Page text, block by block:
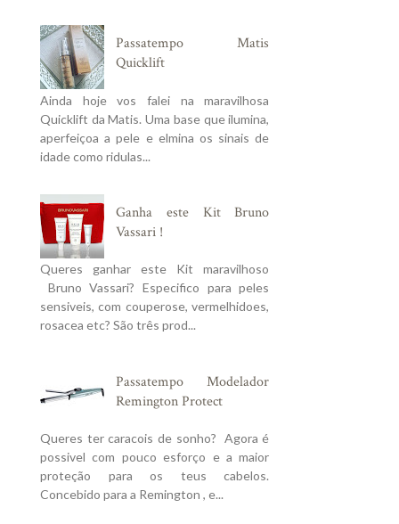
Passatempo Matis
Quicklift
Ainda hoje vos falei na maravilhosa
Quicklift da Matis. Uma base que ilumina,
aperfeiçoa a pele e elmina os sinais de
idade como ridulas...
Ganha este Kit Bruno
Vassari !
Queres ganhar este Kit maravilhoso
Bruno Vassari? Especifico para peles
sensiveis, com couperose, vermelhidoes,
rosacea etc? São três prod...
Passatempo Modelador
Remington Protect
Queres ter caracois de sonho? Agora é
possivel com pouco esforço e a maior
proteção para os teus cabelos.
Concebido para a Remington , e...